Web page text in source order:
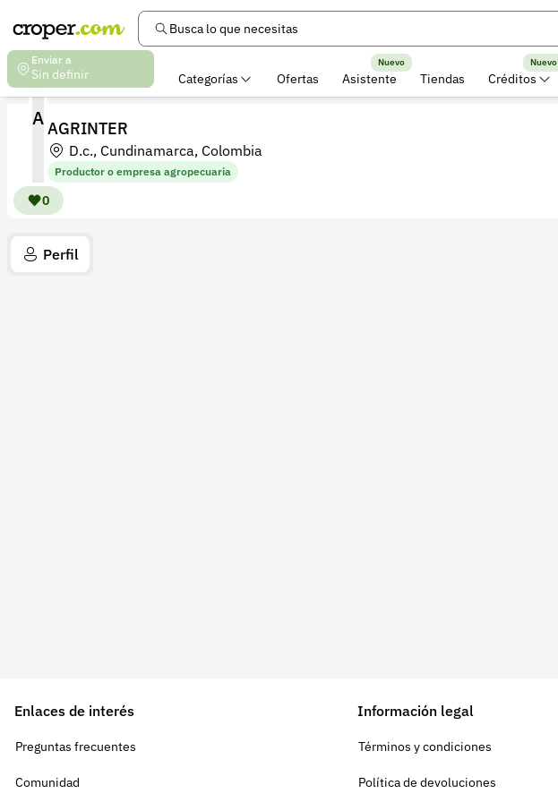
Busca lo que necesitas
Enviar a
Sin definir Categorías Ofertas Asistente
Nuevo
Tiendas Créditos
Nuevo
A
0
AGRINTER
D.c., Cundinamarca, Colombia
Productor o empresa agropecuaria
Perfil
Enlaces de interés
Preguntas frecuentes
Comunidad
Información legal
Términos y condiciones
Política de devoluciones